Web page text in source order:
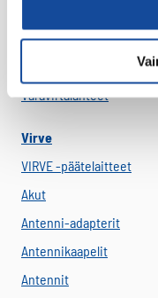
Suojakuoret
Varavirtalähteet
Virve
VIRVE -päätelaitteet
Akut
Antenni-adapterit
Antennikaapelit
Antennit